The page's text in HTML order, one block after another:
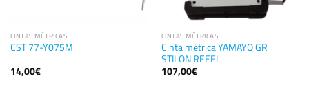
CINTAS MÉTRICAS
CST 77-Y075M
14,00€
CINTAS MÉTRICAS
Cinta métrica YAMAYO GR
STILON REEEL
107,00€